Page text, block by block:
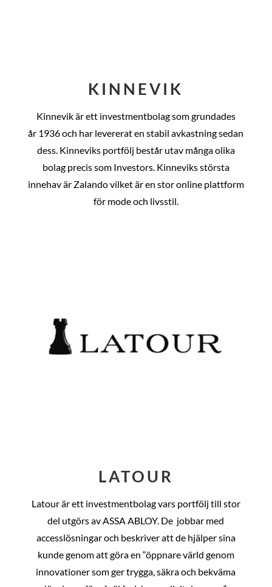
KINNEVIK
Kinnevik är ett investmentbolag som grundades
år 1936 och har levererat en stabil avkastning sedan
dess. Kinneviks portfölj består utav många olika
bolag precis som Investors. Kinneviks största
innehav är Zalando vilket är en stor online plattform
för mode och livsstil.
LATOUR
Latour är ett investmentbolag vars portfölj till stor
del utgörs av ASSA ABLOY. De jobbar med
accesslösningar och beskriver att de hjälper sina
kunde genom att göra en “öppnare värld genom
innovationer som ger trygga, säkra och bekväma